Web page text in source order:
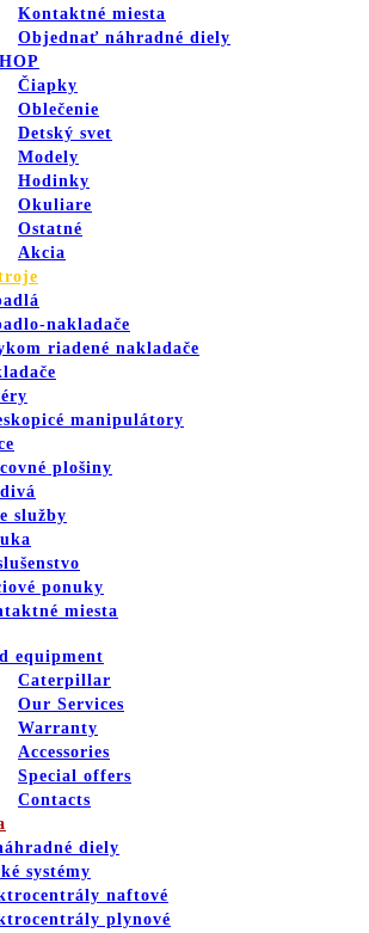
Kontaktné miesta
Objednať náhradné diely
Čiapky
Oblečenie
Detský svet
Modely
Hodinky
Okuliare
Ostatné
Akcia
nakladače
riadené nakladače
manipulátory
plošiny
služby
ponuky
miesta
equipment
Caterpillar
Our Services
Warranty
Accessories
Special offers
Contacts
diely
systémy
naftové
plynové